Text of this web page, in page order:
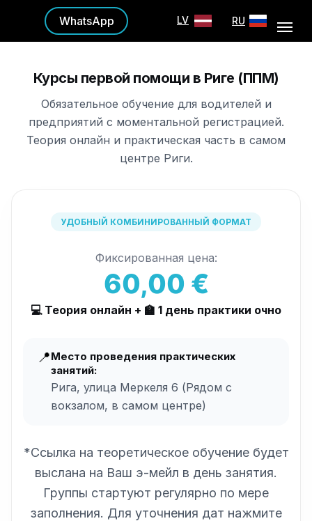
LV RU
WhatsApp
Курсы первой помощи в Риге (ППМ)
Обязательное обучение для водителей и
предприятий с моментальной регистрацией.
Теория онлайн и практическая часть в самом
центре Риги.
УДОБНЫЙ КОМБИНИРОВАННЫЙ ФОРМАТ
Фиксированная цена:
60,00 €
💻 Теория онлайн + 🏫 1 день практики очно
📍Место проведения практических
занятий:
Рига, улица Меркеля 6 (Рядом с
вокзалом, в самом центре)
*Ссылка на теоретическое обучение будет
выслана на Ваш э-мейл в день занятия.
Группы стартуют регулярно по мере
заполнения. Для уточнения дат нажмите